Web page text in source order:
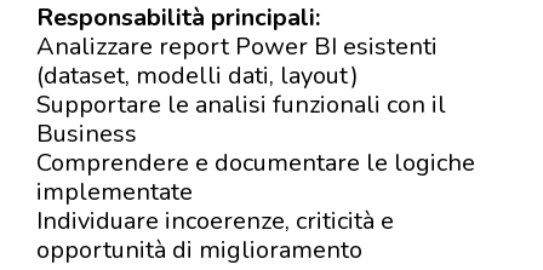
Responsabilità principali:
Analizzare report Power BI esistenti
(dataset, modelli dati, layout)
Supportare le analisi funzionali con il
Business
Comprendere e documentare le logiche
implementate
Individuare incoerenze, criticità e
opportunità di miglioramento